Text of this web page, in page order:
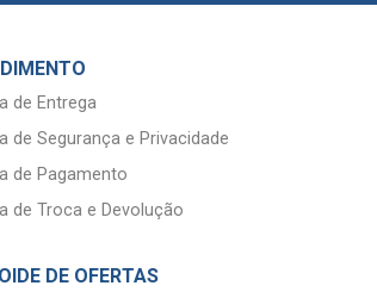
de Entrega
de Segurança e Privacidade
de Pagamento
de Troca e Devolução
DE OFERTAS